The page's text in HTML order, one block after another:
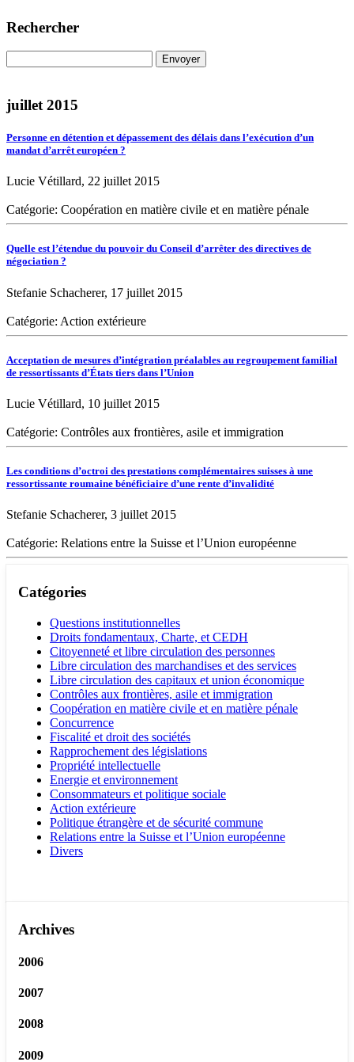
Rechercher
juillet 2015
Personne en détention et dépassement des délais dans l’exécution d’un
mandat d’arrêt européen ?
Lucie Vétillard, 22 juillet 2015
Catégorie: Coopération en matière civile et en matière pénale
Quelle est l’étendue du pouvoir du Conseil d’arrêter des directives de
négociation ?
Stefanie Schacherer, 17 juillet 2015
Catégorie: Action extérieure
Acceptation de mesures d’intégration préalables au regroupement familial
de ressortissants d’États tiers dans l’Union
Lucie Vétillard, 10 juillet 2015
Catégorie: Contrôles aux frontières, asile et immigration
Les conditions d’octroi des prestations complémentaires suisses à une
ressortissante roumaine bénéficiaire d’une rente d’invalidité
Stefanie Schacherer, 3 juillet 2015
Catégorie: Relations entre la Suisse et l’Union européenne
Catégories
Questions institutionnelles
Droits fondamentaux, Charte, et CEDH
Citoyenneté et libre circulation des personnes
Libre circulation des marchandises et des services
Libre circulation des capitaux et union économique
Contrôles aux frontières, asile et immigration
Coopération en matière civile et en matière pénale
Concurrence
Fiscalité et droit des sociétés
Rapprochement des législations
Propriété intellectuelle
Energie et environnement
Consommateurs et politique sociale
Action extérieure
Politique étrangère et de sécurité commune
Relations entre la Suisse et l’Union européenne
Divers
Archives
2006
2007
2008
2009